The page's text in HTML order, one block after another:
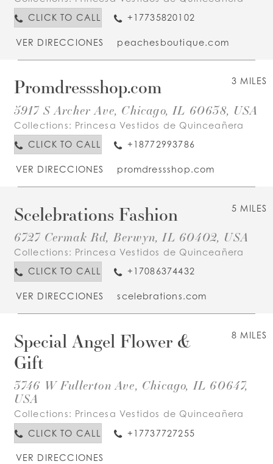
CLICK TO CALL
+17735820102
VER DIRECCIONES peachesboutique.com
3 MILES
Promdressshop.com
5917 S Archer Ave, Chicago, IL 60638, USA
Collections: Princesa Vestidos de Quinceañera
CLICK TO CALL
+18772993786
VER DIRECCIONES promdressshop.com
5 MILES
Scelebrations Fashion
6727 Cermak Rd, Berwyn, IL 60402, USA
Collections: Princesa Vestidos de Quinceañera
CLICK TO CALL
+17086374432
VER DIRECCIONES scelebrations.com
8 MILES
Special Angel Flower &
Gift
3746 W Fullerton Ave, Chicago, IL 60647,
USA
Collections: Princesa Vestidos de Quinceañera
CLICK TO CALL
+17737727255
VER DIRECCIONES